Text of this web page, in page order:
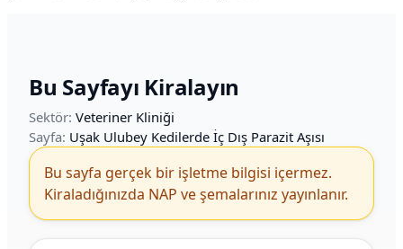
Bu Sayfayı Kiralayın
Sektör: Veteriner Kliniği
Sayfa: Uşak Ulubey Kedilerde İç Dış Parazit Aşısı
Bu sayfa gerçek bir işletme bilgisi içermez.
Kiraladığınızda NAP ve şemalarınız yayınlanır.